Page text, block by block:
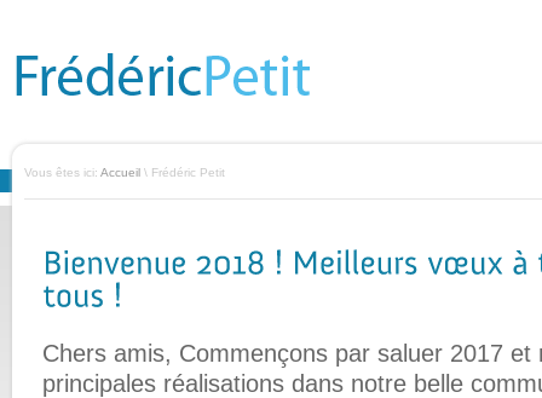
Vous êtes ici: Accueil \ Frédéric Petit
Chers amis, Commençons par saluer 2017 et
principales réalisations dans notre belle